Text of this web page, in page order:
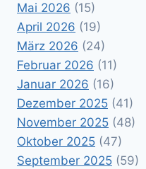
Mai 2026 (15)
April 2026 (19)
März 2026 (24)
Februar 2026 (11)
Januar 2026 (16)
Dezember 2025 (41)
November 2025 (48)
Oktober 2025 (47)
September 2025 (59)